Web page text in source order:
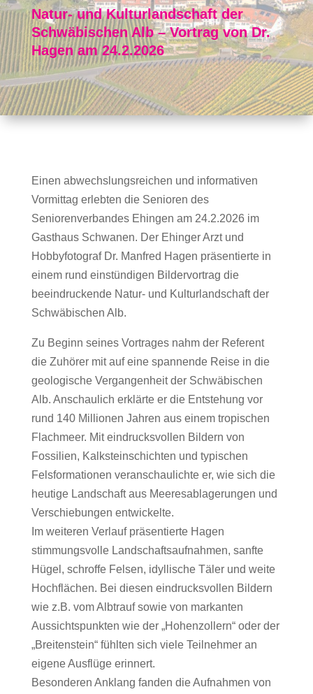
Natur- und Kulturlandschaft der
Schwäbischen Alb – Vortrag von Dr.
Hagen am 24.2.2026
Einen abwechslungsreichen und informativen
Vormittag erlebten die Senioren des
Seniorenverbandes Ehingen am 24.2.2026 im
Gasthaus Schwanen. Der Ehinger Arzt und
Hobbyfotograf Dr. Manfred Hagen präsentierte in
einem rund einstündigen Bildervortrag die
beeindruckende Natur- und Kulturlandschaft der
Schwäbischen Alb.
Zu Beginn seines Vortrages nahm der Referent
die Zuhörer mit auf eine spannende Reise in die
geologische Vergangenheit der Schwäbischen
Alb. Anschaulich erklärte er die Entstehung vor
rund 140 Millionen Jahren aus einem tropischen
Flachmeer. Mit eindrucksvollen Bildern von
Fossilien, Kalksteinschichten und typischen
Felsformationen veranschaulichte er, wie sich die
heutige Landschaft aus Meeresablagerungen und
Verschiebungen entwickelte.
Im weiteren Verlauf präsentierte Hagen
stimmungsvolle Landschaftsaufnahmen, sanfte
Hügel, schroffe Felsen, idyllische Täler und weite
Hochflächen. Bei diesen eindrucksvollen Bildern
wie z.B. vom Albtrauf sowie von markanten
Aussichtspunkten wie der „Hohenzollern“ oder der
„Breitenstein“ fühlten sich viele Teilnehmer an
eigene Ausflüge erinnert.
Besonderen Anklang fanden die Aufnahmen von